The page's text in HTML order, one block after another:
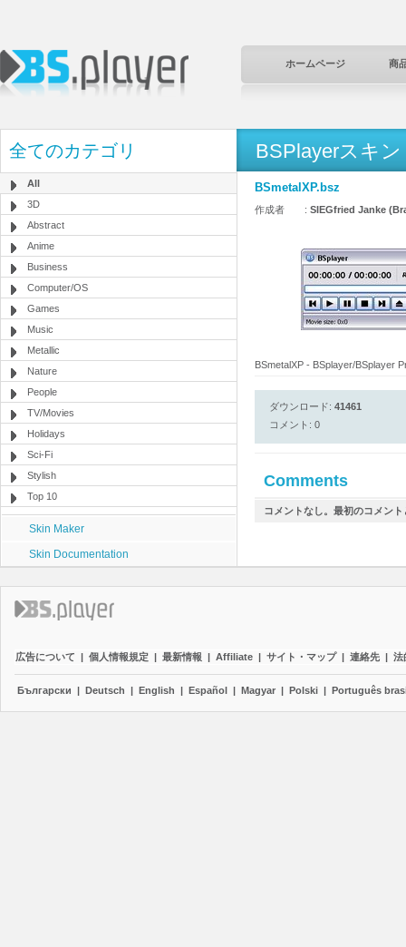
ホームページ 商
全てのカテゴリ
All
3D
Abstract
Anime
Business
Computer/OS
Games
Music
Metallic
Nature
People
TV/Movies
Holidays
Sci-Fi
Stylish
Top 10
Skin Maker
Skin Documentation
BSPlayerスキン
BSmetalXP.bsz
作成者 : SIEGfried Janke
BSmetalXP - BSplayer/BSplayer
ダウンロード: 41461
コメント: 0
Comments
コメントなし。最初のコメン
広告について | 個人情報規定 | 最新情報 | Affiliate | サイト・マップ | 連絡先 | 法
Български | Deutsch | English | Español | Magyar | Polski | Português